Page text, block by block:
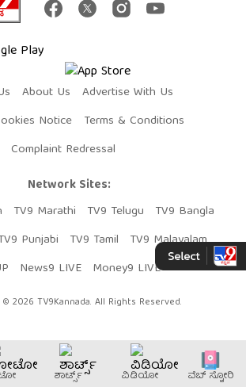
About Us
Advertise With Us
Notice
Terms & Conditions
Complaint Redressal
Network Sites:
TV9 Marathi TV9 Telugu
TV9 Bangla
Punjabi TV9 Tamil
TV9 Malayalam
News9 LIVE Money9 LIVE
2026 TV9Kannada. All Rights Reserved.
ಶಾರ್ಟ್ಸ್ ವಿಡಿಯೋ ವೆಬ್​ ಸ್ಟೋರಿ